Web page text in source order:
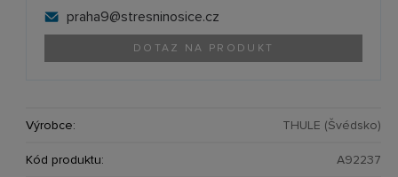
praha9@stresninosice.cz
DOTAZ NA PRODUKT
Výrobce: THULE (Švédsko)
Kód produktu: A92237